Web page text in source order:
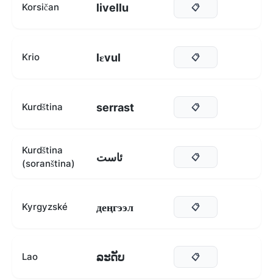
Korsičan livellu 📋
Krio lɛvul 📋
Kurdština serrast 📋
Kurdština
(soranština)
ئاست 📋
Kyrgyzské деңгээл 📋
Lao ລະດັບ 📋